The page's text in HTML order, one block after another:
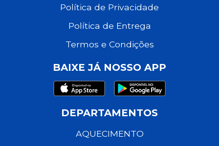
Política de Privacidade
Política de Entrega
Termos e Condições
BAIXE JÁ NOSSO APP
DEPARTAMENTOS
AQUECIMENTO